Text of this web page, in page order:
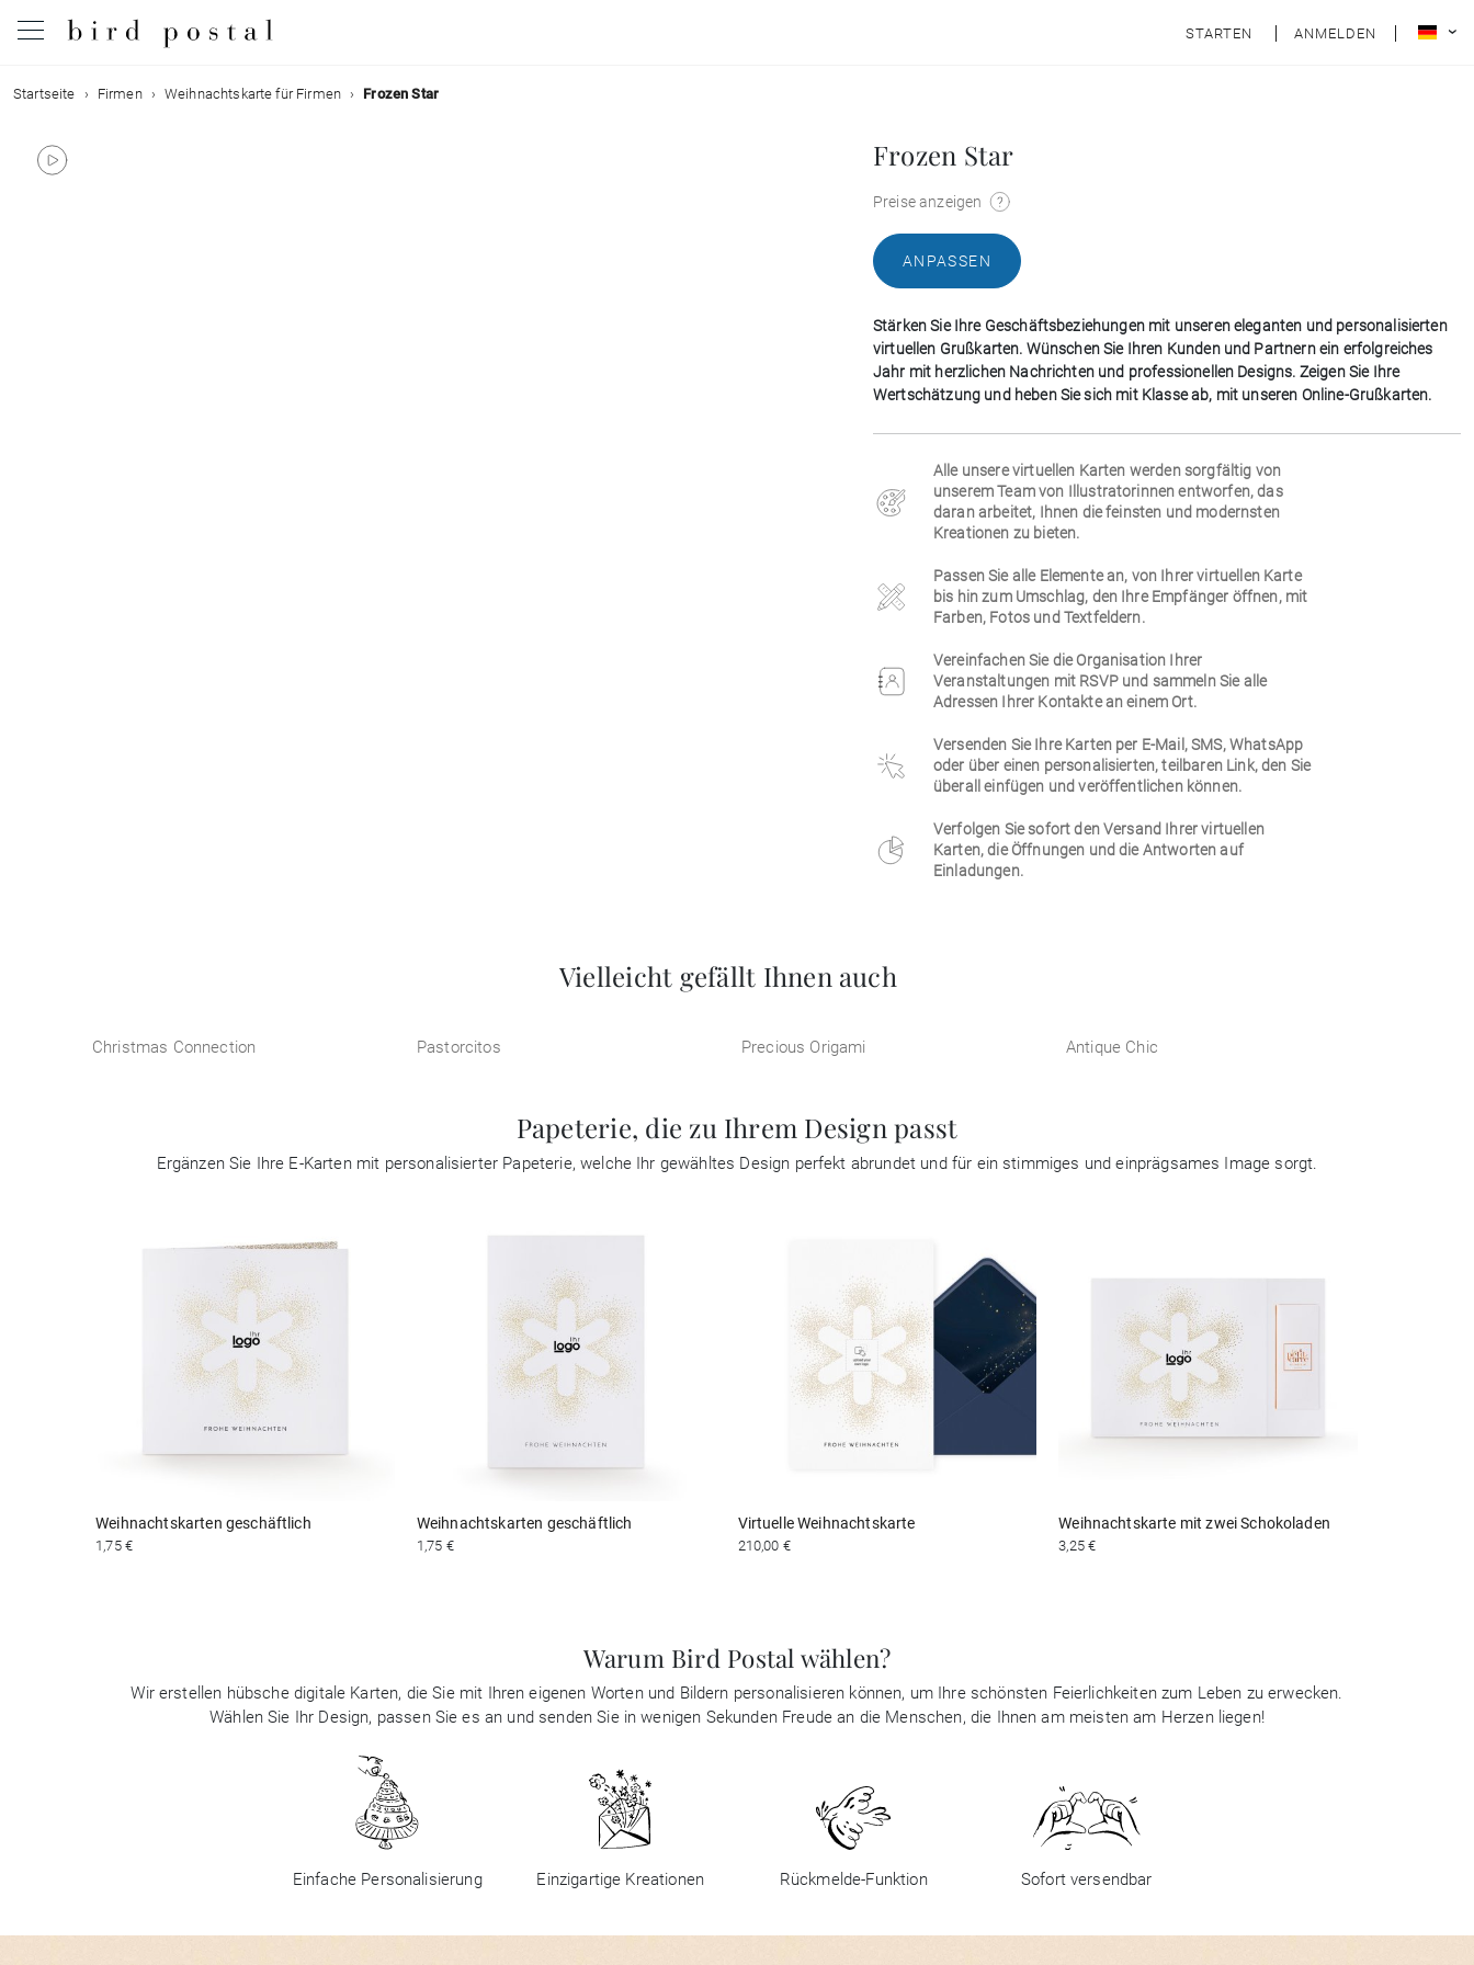
STARTEN ANMELDEN
Hochzeit
Geburt
Startseite Firmen Weihnachtskarte für Firmen Frozen Star
Frozen Star
Preise anzeigen
ANPASSEN
Stärken Sie Ihre Geschäftsbeziehungen mit unseren eleganten und personalisierten
virtuellen Grußkarten. Wünschen Sie Ihren Kunden und Partnern ein erfolgreiches
Jahr mit herzlichen Nachrichten und professionellen Designs. Zeigen Sie Ihre
Wertschätzung und heben Sie sich mit Klasse ab, mit unseren Online-Grußkarten.
Alle unsere virtuellen Karten werden sorgfältig von
unserem Team von Illustratorinnen entworfen, das
daran arbeitet, Ihnen die feinsten und modernsten
Kreationen zu bieten.
Passen Sie alle Elemente an, von Ihrer virtuellen Karte
bis hin zum Umschlag, den Ihre Empfänger öffnen, mit
Farben, Fotos und Textfeldern.
Vereinfachen Sie die Organisation Ihrer
Veranstaltungen mit RSVP und sammeln Sie alle
Adressen Ihrer Kontakte an einem Ort.
Versenden Sie Ihre Karten per E-Mail, SMS, WhatsApp
oder über einen personalisierten, teilbaren Link, den Sie
überall einfügen und veröffentlichen können.
Verfolgen Sie sofort den Versand Ihrer virtuellen
Karten, die Öffnungen und die Antworten auf
Einladungen.
Vielleicht gefällt Ihnen auch
Christmas Connection Pastorcitos Precious Origami Antique Chic
Papeterie, die zu Ihrem Design passt
Ergänzen Sie Ihre E-Karten mit personalisierter Papeterie, welche Ihr gewähltes Design perfekt abrundet und für ein stimmiges und einprägsames Image sorgt.
Weihnachtskarten geschäftlich
1,75 €
Weihnachtskarten geschäftlich
1,75 €
Virtuelle Weihnachtskarte
210,00 €
Weihnachtskarte mit zwei Schokoladen
3,25 €
Warum Bird Postal wählen?
Wir erstellen hübsche digitale Karten, die Sie mit Ihren eigenen Worten und Bildern personalisieren können, um Ihre schönsten Feierlichkeiten zum Leben zu erwecken.
Wählen Sie Ihr Design, passen Sie es an und senden Sie in wenigen Sekunden Freude an die Menschen, die Ihnen am meisten am Herzen liegen!
Einfache Personalisierung Einzigartige Kreationen Rückmelde-Funktion Sofort versendbar